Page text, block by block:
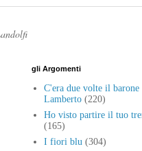
gli Argomenti
C'era due volte il barone
Lamberto (220)
Ho visto partire il tuo
(165)
I fiori blu (304)